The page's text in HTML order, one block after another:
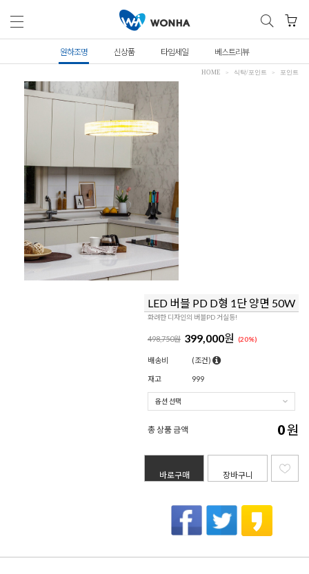
원하조명 신상품 타임세일 베스트리뷰
HOME 식탁/포인트 포인트
LED 버블 PD D형 1단 양면 50W
화려한 디자인의 버블PD 거실등!
498,750원 399,000원 (20%)
배송비 (조건)
재고 999
총 상품 금액 0원
바로구매 장바구니